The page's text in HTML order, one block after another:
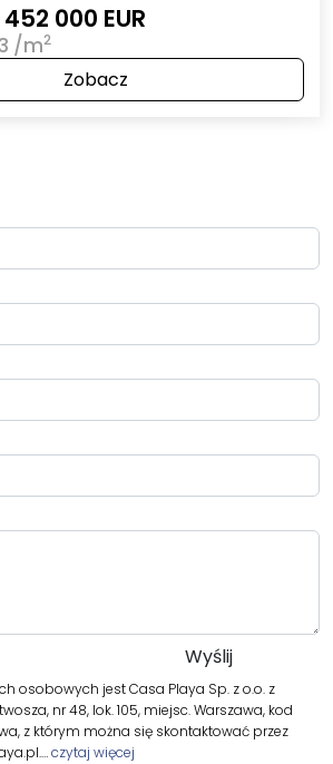
000 EUR
/m2
Zobacz
osobowych jest Casa Playa Sp. z o.o. z
nr 48, lok. 105, miejsc. Warszawa, kod
z którym można się skontaktować przez
czytaj więcej